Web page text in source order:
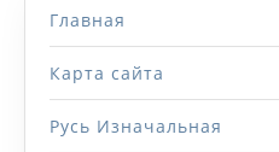
Главная
Карта сайта
Русь Изначальная